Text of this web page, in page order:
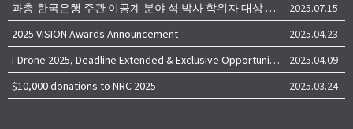
과총-한국은행 주관 이공계 분야 석·박사 학위자 대상 서베이
2025.07.15
2025 VISION Awards Announcement
2025.04.23
i-Drone 2025, Deadline Extended & Exclusive Opportunity to Travel to Korea!
2025.04.09
$10,000 donations to NRC 2025
2025.03.24